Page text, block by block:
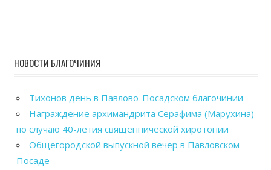
НОВОСТИ БЛАГОЧИНИЯ
Тихонов день в Павлово-Посадском благочинии
Награждение архимандрита Серафима (Марухина)
по случаю 40-летия священнической хиротонии
Общегородской выпускной вечер в Павловском
Посаде